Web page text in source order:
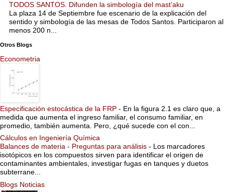
TODOS SANTOS. Difunden la simbología del mast’aku
La plaza 14 de Septiembre fue escenario de la explicación del
sentido y simbología de las mesas de Todos Santos. Participaron al
menos 200 n...
Otros Blogs
Econometria
Especificación estocástica de la FRP - En la figura 2.1 es claro que, a
medida que aumenta el ingreso familiar, el consumo familiar, en
promedio, también aumenta. Pero, ¿qué sucede con el con...
Cálculos en Ingeniería Química
Balances de materia - Preguntas para análisis - Los marcadores
isotópicos en los compuestos sirven para identificar el origen de
contaminantes ambientales, investigar fugas en tanques y duetos
subterrane...
Blogs Noticias